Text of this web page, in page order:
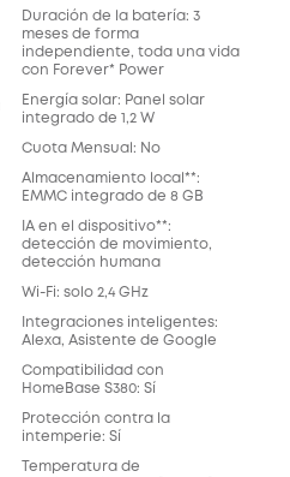
Duración de la batería: 3
meses de forma
independiente, toda una vida
con Forever* Power
Energía solar: Panel solar
integrado de 1,2 W
Cuota Mensual: No
Almacenamiento local**:
EMMC integrado de 8 GB
IA en el dispositivo**:
detección de movimiento,
detección humana
Wi-Fi: solo 2,4 GHz
Integraciones inteligentes:
Alexa, Asistente de Google
Compatibilidad con
HomeBase S380: Sí
Protección contra la
intemperie: Sí
Temperatura de